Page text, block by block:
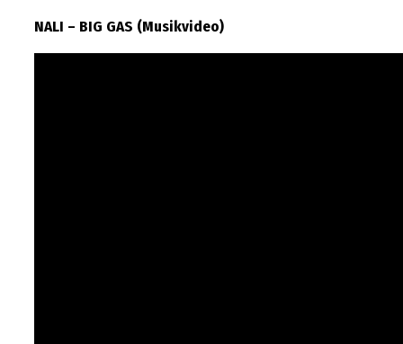
NALI – BIG GAS (Musikvideo)